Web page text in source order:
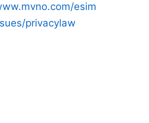
esim
privacylaw